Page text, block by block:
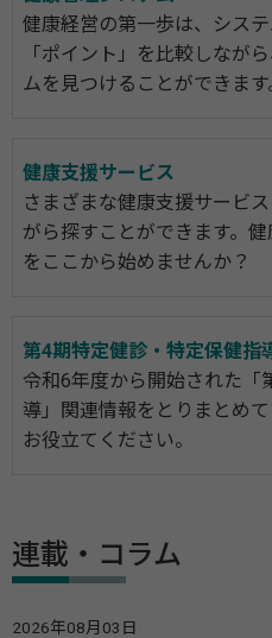
健康経営の第一歩は、シス
「ポイント」を比較しなが
ムを見つけることができます
健康支援サービス
さまざまな健康支援サービ
がら探すことができます。
をここから始めませんか？
第4期特定健診・特定保健指
令和6年度から開始された「
導」関連情報をとりまとめ
お役立てください。
連載・コラム
2026年08月03日